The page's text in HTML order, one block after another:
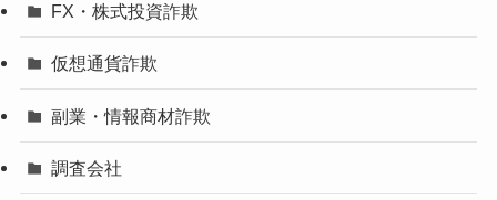
FX・株式投資詐欺
仮想通貨詐欺
副業・情報商材詐欺
調査会社